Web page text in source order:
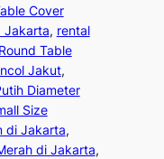
Cover
Jakarta, rental
Table
Jakut
Diameter
Size
di Jakarta
di Jakarta